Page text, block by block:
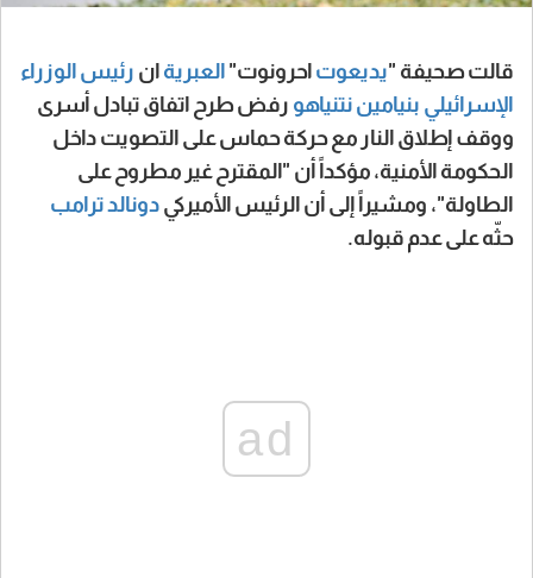
قالت صحيفة "يديعوت احرونوت" العبرية ان رئيس الوزراء
الإسرائيلي بنيامين نتنياهو رفض طرح اتفاق تبادل أسرى
ووقف إطلاق النار مع حركة حماس على التصويت داخل
الحكومة الأمنية، مؤكداً أن "المقترح غير مطروح على
الطاولة"، ومشيراً إلى أن الرئيس الأميركي دونالد ترامب
حثّه على عدم قبوله.
ad